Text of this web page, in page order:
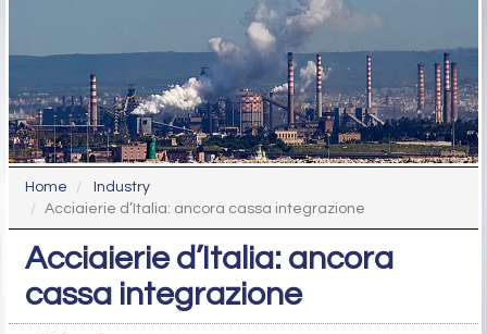
Home
Industry
Acciaierie d’Italia: ancora cassa integrazione
Acciaierie d’Italia: ancora
cassa integrazione